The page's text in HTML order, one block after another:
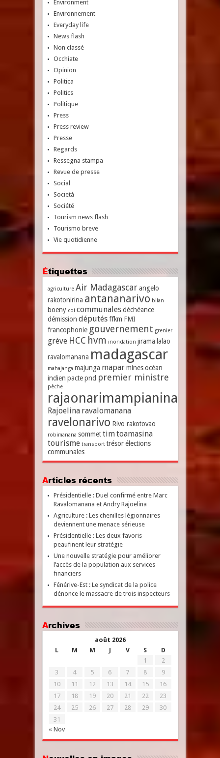
Environment
Environnement
Everyday life
News flash
Non classé
Occhiate
Opinion
Politica
Politics
Politique
Press
Press review
Presse
Regards
Ressegna stampa
Revue de presse
Social
Società
Société
Tourism news flash
Tourismo breve
Vie quotidienne
Étiquettes
agriculture Air Madagascar angelo
rakotonirina antananarivo bilan
boeny coi communales déchéance
démission députés ffkm FMI
francophonie gouvernement grenier
grève HCC hvm inondation jirama lalao
ravalomanana madagascar
mahajanga majunga mapar mines océan
indien pacte pnd premier ministre
pêche
rajaonarimampianina
Rajoelina ravalomanana
ravelonarivo Rivo rakotovao
robimanana sommet timtoamasina
tourisme transport trésor élections
communales
Articles récents
Présidentielle : Duel confirmé entre Marc
Ravalomanana et Andry Rajoelina
Agriculture : Les chenilles légionnaires
deviennent une menace sérieuse
Présidentielle : Les deux favoris
peaufinent leur stratégie
Une nouvelle stratégie pour améliorer
l’accès de la population aux services
financiers
Fénérive-Est : Le syndicat de la police
dénonce le massacre de trois inspecteurs
Archives
août 2026
L
M M J V S D
« Nov
1
2
3
4 5 6 7 8
9
10
11 12 13 14 15
16
17
18 19 20 21 22
23
24
25 26 27 28 29
30
31